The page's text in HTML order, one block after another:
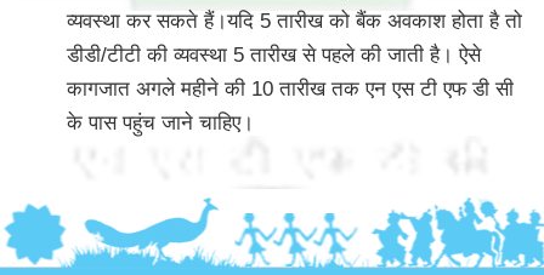
व्यवस्था कर सकते हैं।यदि 5 तारीख को बैंक अवकाश होता है तो
डीडी/टीटी की व्यवस्था 5 तारीख से पहले की जाती है। ऐसे
कागजात अगले महीने की 10 तारीख तक एन एस टी एफ डी सी
के पास पहुंच जाने चाहिए।